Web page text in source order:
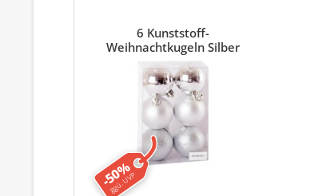
-50%
ggü. UVP
6 Kunststoff-
Weihnachtkugeln Silber